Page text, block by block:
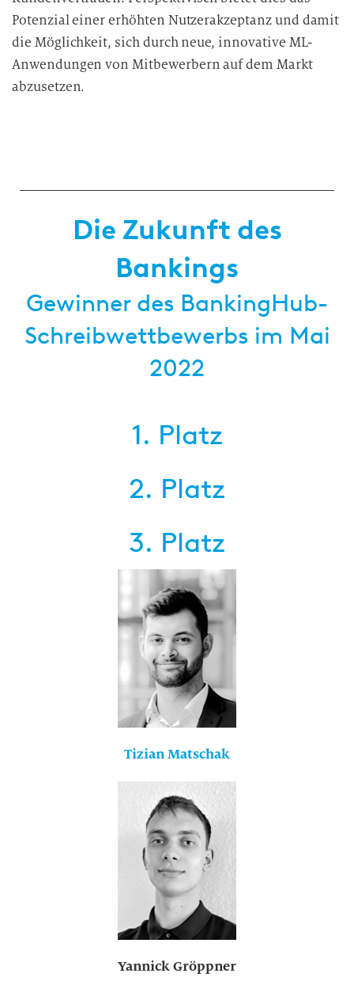
Potenzial einer erhöhten Nutzerakzeptanz und damit
die Möglichkeit, sich durch neue, innovative ML-
Anwendungen von Mitbewerbern auf dem Markt
abzusetzen.
Die Zukunft des
Bankings
Gewinner des BankingHub-
Schreibwettbewerbs im Mai
2022
1. Platz
2. Platz
3. Platz
Tizian Matschak
Yannick Gröppner